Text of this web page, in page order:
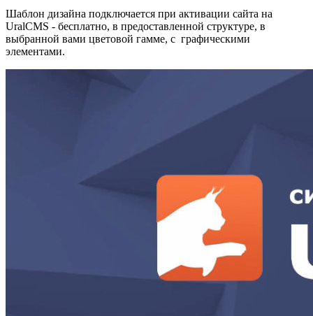
Шаблон дизайна подключается при активации сайта на
UralCMS - бесплатно, в предоставленной структуре, в
выбранной вами цветовой гамме, с графическими
элементами.